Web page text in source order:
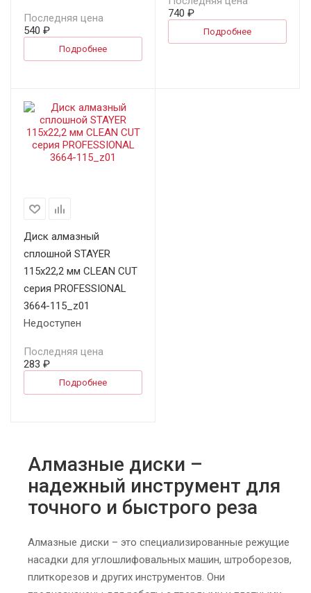
Последняя цена
540 ₽
Подробнее
740 ₽
Подробнее
Диск алмазный
сплошной STAYER
115х22,2 мм CLEAN CUT
серия PROFESSIONAL
3664-115_z01
Недоступен
Последняя цена
283 ₽
Подробнее
Алмазные диски –
надежный инструмент для
точного и быстрого реза
Алмазные диски – это специализированные режущие
насадки для углошлифовальных машин, штроборезов,
плиткорезов и других инструментов. Они